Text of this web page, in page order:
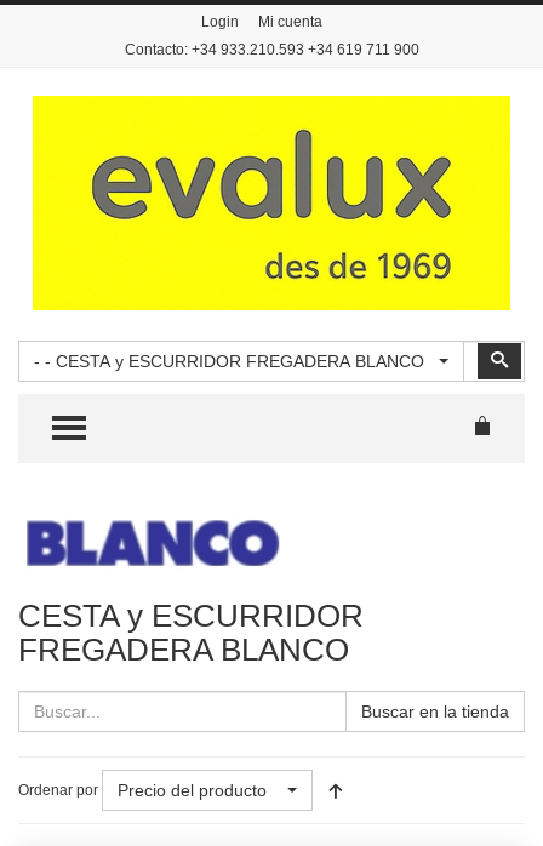
Login
Mi cuenta
Contacto: +34 933.210.593 +34 619 711 900
- - CESTA y ESCURRIDOR FREGADERA BLANCO
Buscar
TOGGLE MENU
CESTA y ESCURRIDOR
FREGADERA BLANCO
Buscar en la tienda
Ordenar por Precio del producto